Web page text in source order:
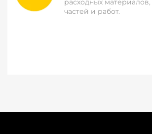
расходных материалов,
частей и работ.